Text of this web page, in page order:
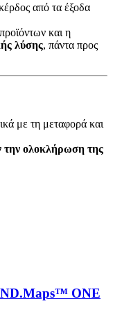
από τα έξοδα
και η
λύσης, πάντα προς
με τη μεταφορά και
την ολοκλήρωση της
ONE